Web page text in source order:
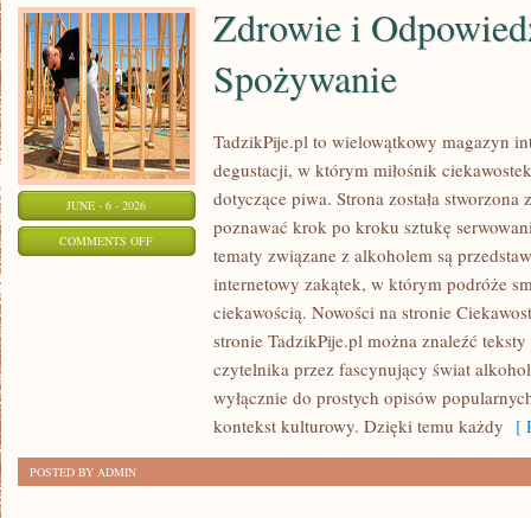
JUNE - 6 - 2026
COMMENTS OFFON
Zdrowie i
Spożywanie
TadzikPije.pl to wielowątkowy magazyn
degustacji, w którym miłośnik
dotyczące piwa. Strona została
poznawać krok po kroku sztukę
tematy związane z alkoholem są
internetowy zakątek, w którym podróże
ciekawością. Nowości na stronie
stronie TadzikPije.pl można znaleźć
czytelnika przez fascynujący świat
wyłącznie do prostych opisów
kontekst kulturowy. Dzięki temu każdy [
POSTED BY ADMIN